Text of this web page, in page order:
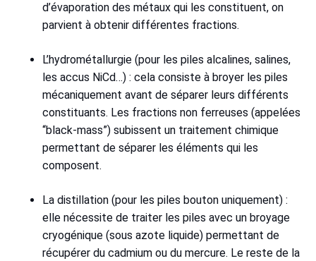
d’évaporation des métaux qui les constituent, on
parvient à obtenir différentes fractions.
L’hydrométallurgie (pour les piles alcalines, salines,
les accus NiCd…) : cela consiste à broyer les piles
mécaniquement avant de séparer leurs différents
constituants. Les fractions non ferreuses (appelées
“black-mass”) subissent un traitement chimique
permettant de séparer les éléments qui les
composent.
La distillation (pour les piles bouton uniquement) :
elle nécessite de traiter les piles avec un broyage
cryogénique (sous azote liquide) permettant de
récupérer du cadmium ou du mercure. Le reste de la